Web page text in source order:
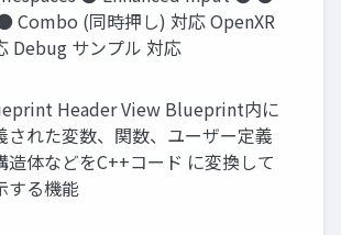
(同時押し) 対応 OpenXR
Debug サンプル 対応
Header View Blueprint内に
された変数、関数、ユーザー定義
造体などをC++コード に変換して
する機能